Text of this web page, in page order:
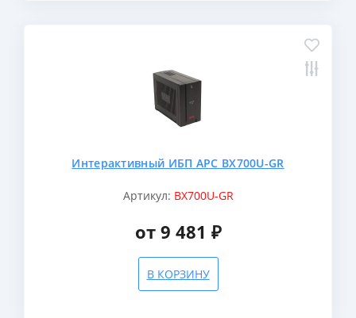
Интерактивный ИБП APC BX700U-GR
Артикул: BX700U-GR
от 9 481 ₽
В КОРЗИНУ